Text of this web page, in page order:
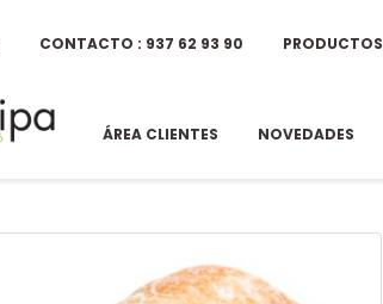
CONTACTO : 937 62 93 90 PRODUCTOS
ÁREA CLIENTES NOVEDADES